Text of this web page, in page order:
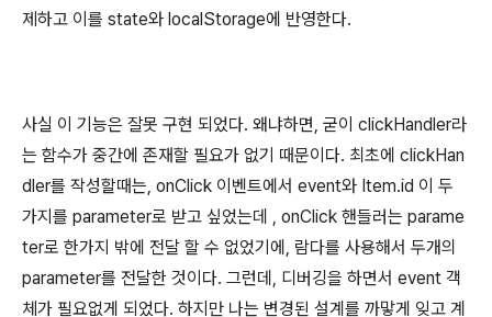
제하고 이를 state와 localStorage에 반영한다.
사실 이 기능은 잘못 구현 되었다. 왜냐하면, 굳이 clickHandler라
는 함수가 중간에 존재할 필요가 없기 때문이다. 최초에 clickHan
dler를 작성할때는, onClick 이벤트에서 event와 Item.id 이 두
가지를 parameter로 받고 싶었는데 , onClick 핸들러는 parame
ter로 한가지 밖에 전달 할 수 없었기에, 람다를 사용해서 두개의
parameter를 전달한 것이다. 그런데, 디버깅을 하면서 event 객
체가 필요없게 되었다. 하지만 나는 변경된 설계를 까맣게 잊고 계